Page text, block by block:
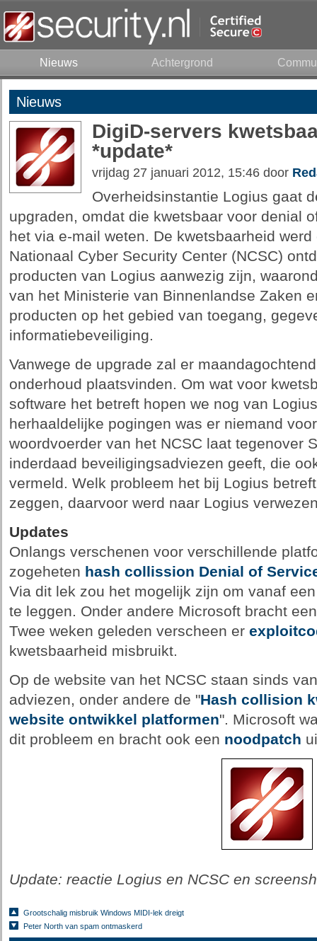
Nieuws Achtergrond
Nieuws
DigiD-servers
*update*
vrijdag 27 januari 2012, 15:46 door
Overheidsinstantie Logius gaat
upgraden, omdat die kwetsbaar voor denial
het via e-mail weten. De kwetsbaarheid
Nationaal Cyber Security Center (NCSC)
producten van Logius aanwezig zijn,
van het Ministerie van Binnenlandse Zaken
producten op het gebied van toegang,
informatiebeveiliging.
Vanwege de upgrade zal er
onderhoud plaatsvinden. Om wat voor
software het betreft hopen we nog van
herhaaldelijke pogingen was er niemand
woordvoerder van het NCSC laat tegenover
inderdaad beveiligingsadviezen geeft, die
vermeld. Welk probleem het bij Logius
zeggen, daarvoor werd naar Logius
Updates
Onlangs verschenen voor verschillende
zogeheten hash collission Denial of
Via dit lek zou het mogelijk zijn om vanaf
te leggen. Onder andere Microsoft bracht
Twee weken geleden verscheen er
kwetsbaarheid misbruikt.
Op de website van het NCSC staan sinds
adviezen, onder andere de "Hash collision
website ontwikkel platformen". Microsoft
dit probleem en bracht ook een noodpatch
Update: reactie Logius en NCSC en
Grootschalig misbruik Windows MIDI-lek dreigt
Peter North van spam ontmaskerd